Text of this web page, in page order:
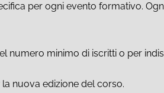
per ogni evento formativo.
numero minimo di iscritti o per
nuova edizione del corso.